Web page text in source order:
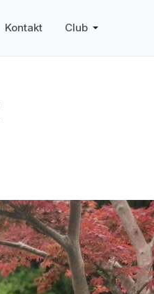
Kontakt Club